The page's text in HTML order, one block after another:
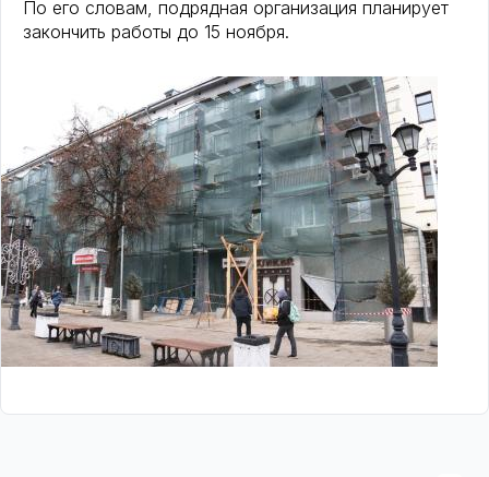
По его словам, подрядная организация планирует
закончить работы до 15 ноября.